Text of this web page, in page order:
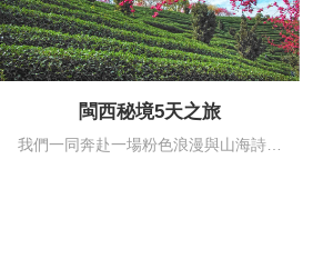
閩西秘境5天之旅
我們一同奔赴一場粉色浪漫與山海詩意